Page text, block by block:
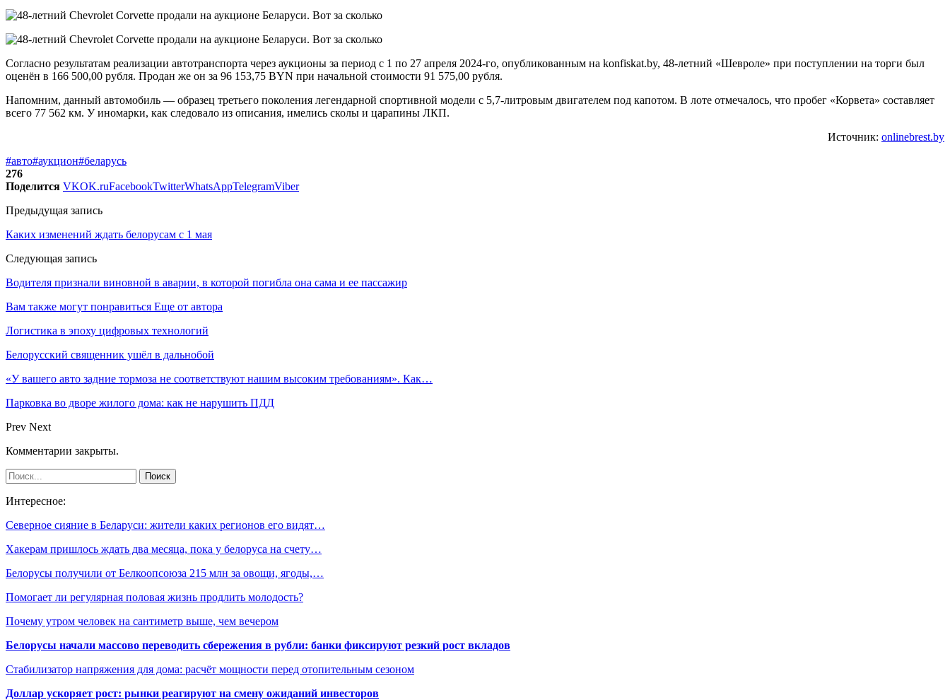
Согласно результатам реализации автотранспорта через аукционы за период с 1 по 27 апреля 2024-го, опубликованным на konfiskat.by, 48-летний «Шевроле» при поступлении на торги был
оценён в 166 500,00 рубля. Продан же он за 96 153,75 BYN при начальной стоимости 91 575,00 рубля.
Напомним, данный автомобиль — образец третьего поколения легендарной спортивной модели с 5,7-литровым двигателем под капотом. В лоте отмечалось, что пробег «Корвета» составляет
всего 77 562 км. У иномарки, как следовало из описания, имелись сколы и царапины ЛКП.
Источник: onlinebrest.by
#авто#аукцион#беларусь
276
Поделится VKOK.ruFacebookTwitterWhatsAppTelegramViber
Предыдущая запись
Каких изменений ждать белорусам с 1 мая
Следующая запись
Водителя признали виновной в аварии, в которой погибла она сама и ее пассажир
Вам также могут понравиться Еще от автора
Логистика в эпоху цифровых технологий
Белорусский священник ушёл в дальнобой
«У вашего авто задние тормоза не соответствуют нашим высоким требованиям». Как…
Парковка во дворе жилого дома: как не нарушить ПДД
Prev Next
Комментарии закрыты.
Интересное:
Северное сияние в Беларуси: жители каких регионов его видят…
Хакерам пришлось ждать два месяца, пока у белоруса на счету…
Белорусы получили от Белкоопсоюза 215 млн за овощи, ягоды,…
Помогает ли регулярная половая жизнь продлить молодость?
Почему утром человек на сантиметр выше, чем вечером
Белорусы начали массово переводить сбережения в рубли: банки фиксируют резкий рост вкладов
Стабилизатор напряжения для дома: расчёт мощности перед отопительным сезоном
Доллар ускоряет рост: рынки реагируют на смену ожиданий инвесторов